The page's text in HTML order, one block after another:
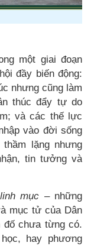
một giai đoạn
đầy biến động:
nhưng cũng làm
thúc đẩy tự do
và các thế lực
vào đời sống
lặng nhưng
tin tưởng và
mục – những
mục tử của Dân
đố chưa từng có.
hay phương